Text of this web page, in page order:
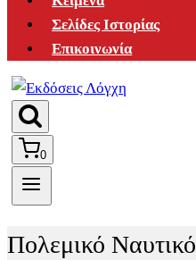
Σελίδες Ιστορίας
Επικοινωνία
0
Πολεμικό Ναυτικό